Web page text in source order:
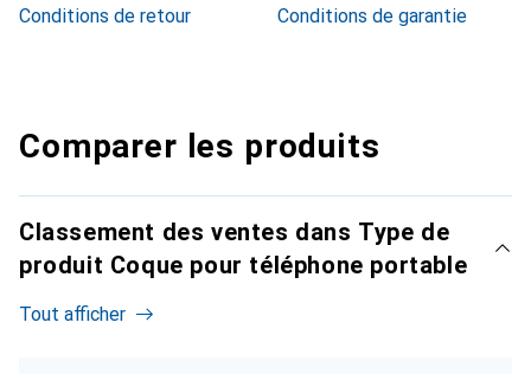
Conditions de retour
Conditions de garantie
Comparer les produits
Classement des ventes dans Type de
produit Coque pour téléphone portable
Tout afficher